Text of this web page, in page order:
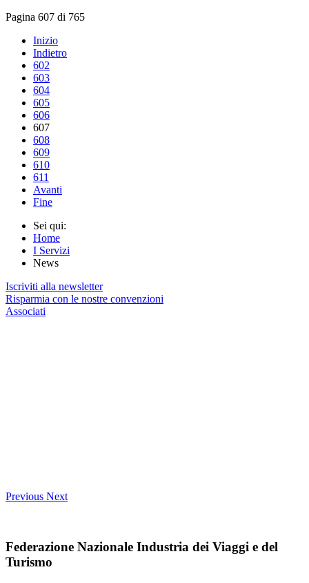
Pagina 607 di 765
Inizio
Indietro
602
603
604
605
606
607
608
609
610
611
Avanti
Fine
Sei qui:
Home
I Servizi
News
Iscriviti alla newsletter
Risparmia con le nostre convenzioni
Associati
Previous Next
Federazione Nazionale Industria dei Viaggi e del
Turismo